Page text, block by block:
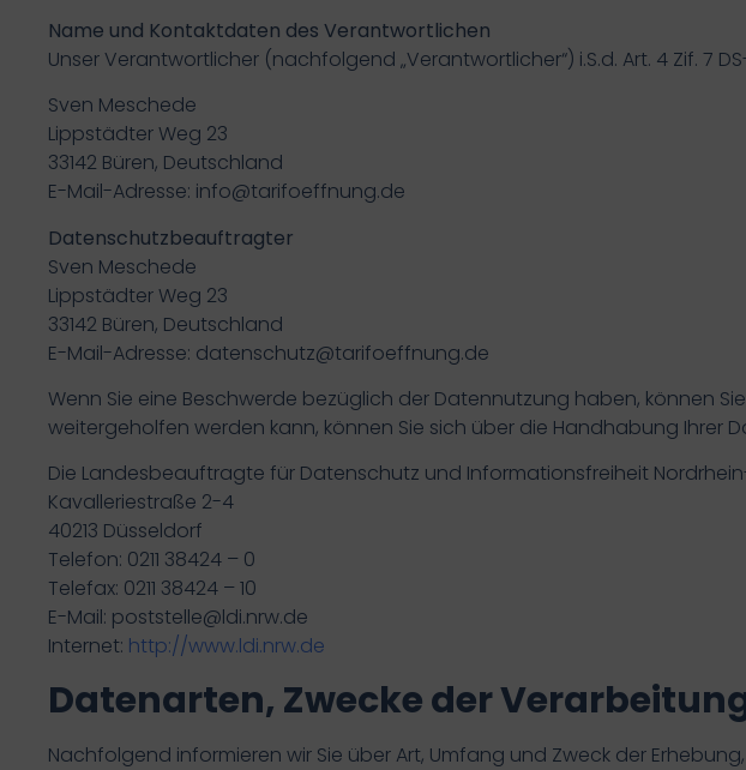
Name und Kontaktdaten des Verantwortlichen
Unser Verantwortlicher (nachfolgend „Verantwortlicher“) i.S.d. Art. 4 Zif. 7
Sven Meschede
Lippstädter Weg 23
33142 Büren, Deutschland
E-Mail-Adresse: info@tarifoeffnung.de
Datenschutzbeauftragter
Sven Meschede
Lippstädter Weg 23
33142 Büren, Deutschland
E-Mail-Adresse: datenschutz@tarifoeffnung.de
Wenn Sie eine Beschwerde bezüglich der Datennutzung haben, können
weitergeholfen werden kann, können Sie sich über die Handhabung
Die Landesbeauftragte für Datenschutz und Informationsfreiheit
Kavalleriestraße 2-4
40213 Düsseldorf
Telefon: 0211 38424 – 0
Telefax: 0211 38424 – 10
E-Mail: poststelle@ldi.nrw.de
Internet: http://www.ldi.nrw.de
Datenarten, Zwecke der
Nachfolgend informieren wir Sie über Art, Umfang und Zweck der